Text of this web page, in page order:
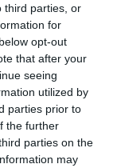
third parties, or
for
opt-out
that after your
seeing
utilized by
parties prior to
the further
parties on the
may
στα βάθη
χελώνες…
8μμ Σαβ. 12-
12, Αθήνα